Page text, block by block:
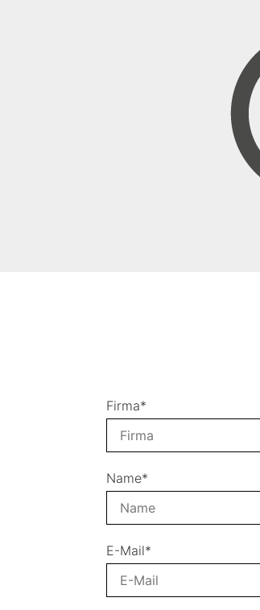
Firma*
Name*
E-Mail*